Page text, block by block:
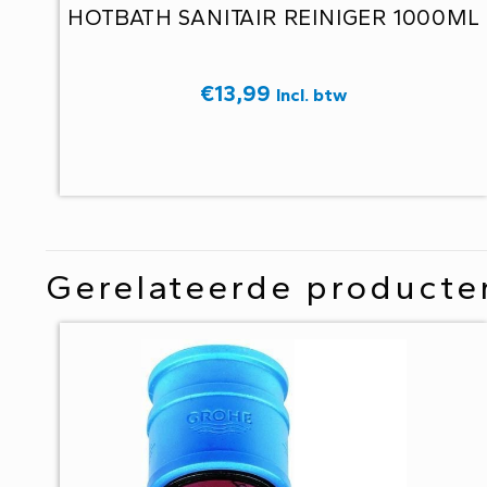
HOTBATH SANITAIR REINIGER 1000ML
€13,99 Incl. btw
Gerelateerde